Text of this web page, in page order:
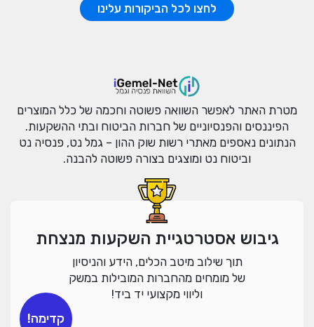
לחצו לכל הביקורות עלינו
מטרת האתר לאפשר השוואה פשוטה וחכמה של כלל המוצרים
הפיננסים והפנסיוניים של חברות הביטוח ובתי ההשקעות.
הנתונים נאספים מאתרי רשות שוק ההון – גמל נט, פנסיה נט
וביטוח נט ומוצגים בצורה פשוטה להבנה.
גיבוש אסטרטגיית השקעות מנצחת
תוך שילוב מיטב הכלים, הידע והניסיון
של מומחים מהחברות המובילות במשק
וליווי מקצועי יד ביד!
קדימה!